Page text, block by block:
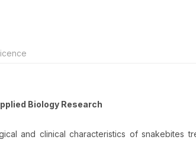
Biology Research
and clinical characteristics of snakebites